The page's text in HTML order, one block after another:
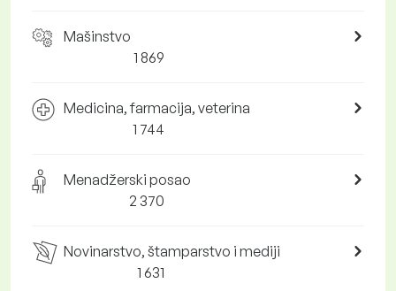
Mašinstvo
1 869
Medicina, farmacija, veterina
1 744
Menadžerski posao
2 370
Novinarstvo, štamparstvo i mediji
1 631